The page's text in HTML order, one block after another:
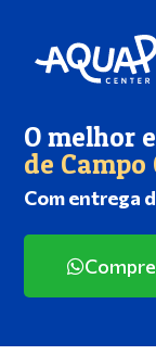
O melhor
de Campo
Com entrega
Compre